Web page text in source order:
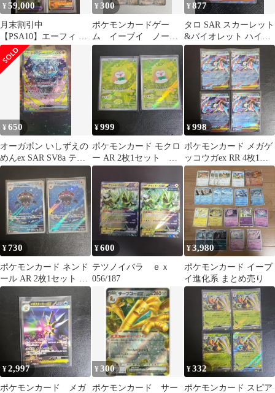
¥59,000
月末割引中
【PSA10】エーフィ リ
ーフィア ブースター ex
SAR
¥300
ポケモンカードゲー
ム イーブイ ノーマ
ル ブースト進化
¥877
タロ SAR スカーレット
&バイオレット ハイク
ラスパック テラスタル
フェスe…
¥650
オーガポン いしずえの
めんex SAR SV8a テラ
スタルフェスex 216…
¥999
ポケモンカード モクロ
ー AR 2枚1セット ム
ニキスゼロ
¥998
ポケモンカード メガゲ
ッコウガex RR 4枚1セ
ット ニンジャスピナー
¥730
ポケモンカード ネンド
ール AR 2枚1セット ニ
ンジャスピナー
¥600
テツノイバラ ｅｘ
056/187
¥3,980
ポケモンカード イーブ
イ進化系 まとめ売り
¥2,997
ポケモンカード メガ
¥300
ポケモンカード サー
¥332
ポケモンカード スピア